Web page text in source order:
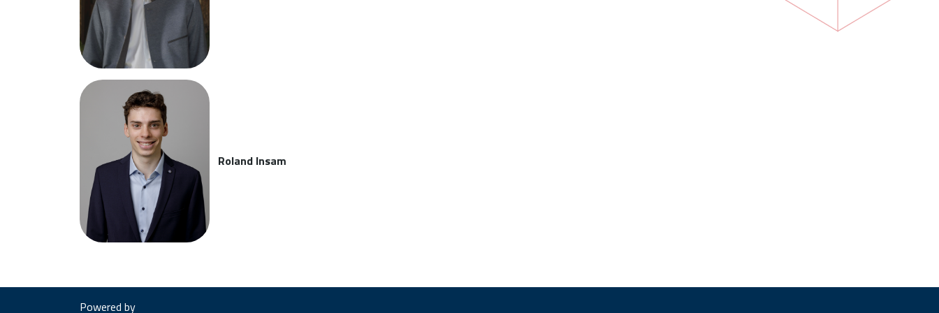
Roland Insam
Powered by